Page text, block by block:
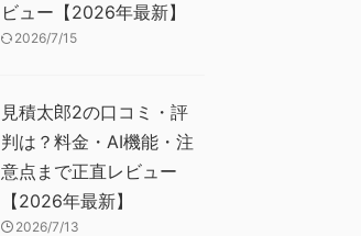
ビュー【2026年最新】
2026/7/15
見積太郎2の口コミ・評
判は？料金・AI機能・注
意点まで正直レビュー
【2026年最新】
2026/7/13